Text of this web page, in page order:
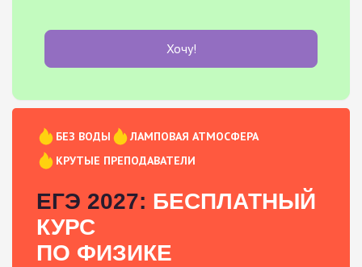
Хочу!
БЕЗ ВОДЫ
ЛАМПОВАЯ АТМОСФЕРА
КРУТЫЕ ПРЕПОДАВАТЕЛИ
ЕГЭ 2027: БЕСПЛАТНЫЙ
КУРС
ПО ФИЗИКЕ